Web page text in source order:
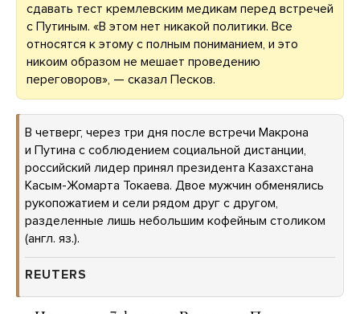
сдавать тест кремлевским медикам перед встречей
с Путиным. «В этом нет никакой политики. Все
относятся к этому с полным пониманием, и это
никоим образом не мешает проведению
переговоров», — сказал Песков.
В четверг, через три дня после встречи Макрона
и Путина с соблюдением социальной дистанции,
российский лидер принял президента Казахстана
Касым-Жомарта Токаева. Двое мужчин обменялись
рукопожатием и сели рядом друг с другом,
разделенные лишь небольшим кофейным столиком
(англ. яз.).
REUTERS